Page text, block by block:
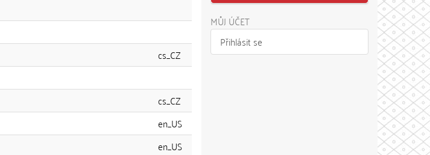
cs_CZ
cs_CZ
en_US
en_US
MŮJ ÚČET
Přihlásit se